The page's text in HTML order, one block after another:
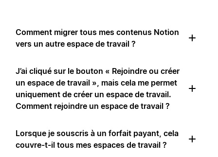
Comment migrer tous mes contenus Notion
vers un autre espace de travail ?
J’ai cliqué sur le bouton « Rejoindre ou créer
un espace de travail », mais cela me permet
uniquement de créer un espace de travail.
Comment rejoindre un espace de travail ?
Lorsque je souscris à un forfait payant, cela
couvre-t-il tous mes espaces de travail ?